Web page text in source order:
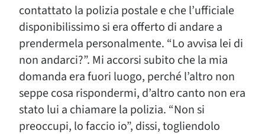
contattato la polizia postale e che l’ufficiale
disponibilissimo si era offerto di andare a
prendermela personalmente. “Lo avvisa lei di
non andarci?”. Mi accorsi subito che la mia
domanda era fuori luogo, perché l’altro non
seppe cosa rispondermi, d’altro canto non era
stato lui a chiamare la polizia. “Non si
preoccupi, lo faccio io”, dissi, togliendolo